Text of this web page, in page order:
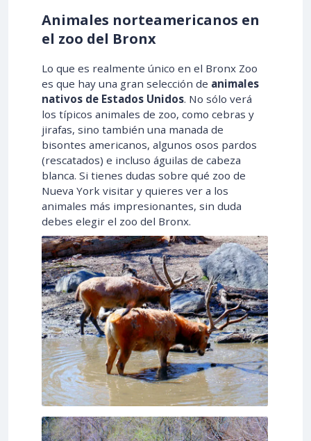
Animales norteamericanos en
el zoo del Bronx
Lo que es realmente único en el Bronx Zoo
es que hay una gran selección de animales
nativos de Estados Unidos. No sólo verá
los típicos animales de zoo, como cebras y
jirafas, sino también una manada de
bisontes americanos, algunos osos pardos
(rescatados) e incluso águilas de cabeza
blanca. Si tienes dudas sobre qué zoo de
Nueva York visitar y quieres ver a los
animales más impresionantes, sin duda
debes elegir el zoo del Bronx.